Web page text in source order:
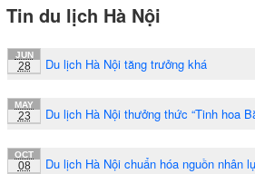
Tin du lịch Hà Nội
JUN
28 Du lịch Hà Nội tăng trưởng khá
MAY
23 Du lịch Hà Nội thưởng thức “Tinh hoa
OCT
08 Du lịch Hà Nội chuẩn hóa nguồn nhân